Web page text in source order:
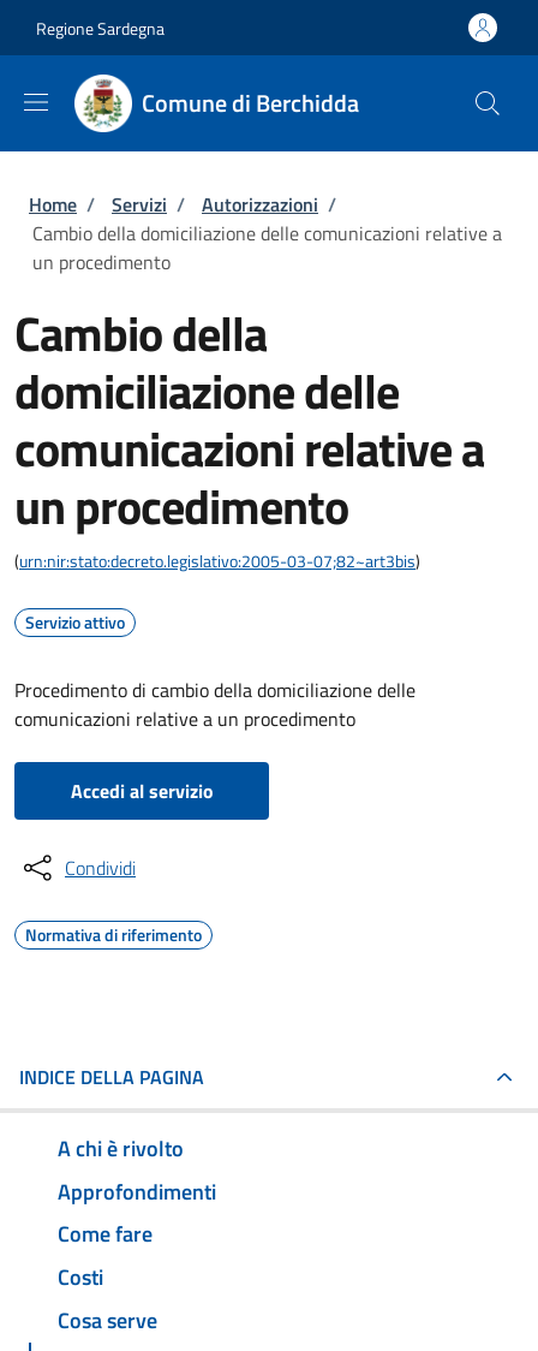
Regione Sardegna
Comune di Berchidda
Briciole di pane
Home / Servizi / Autorizzazioni /
Cambio della domiciliazione delle comunicazioni relative a
un procedimento
Cambio della
domiciliazione delle
comunicazioni relative a
un procedimento
(urn:nir:stato:decreto.legislativo:2005-03-07;82~art3bis)
Servizio attivo
Procedimento di cambio della domiciliazione delle
comunicazioni relative a un procedimento
Accedi al servizio
Condividi
Normativa di riferimento
INDICE DELLA PAGINA
A chi è rivolto
Approfondimenti
Come fare
Costi
Cosa serve